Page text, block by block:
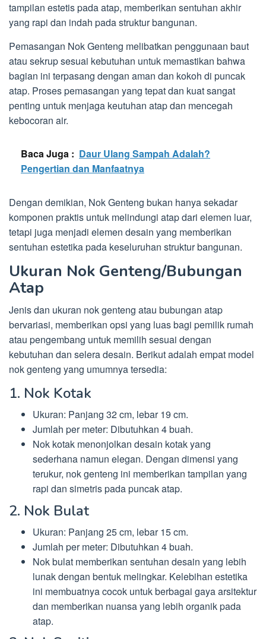
tampilan estetis pada atap, memberikan sentuhan akhir
yang rapi dan indah pada struktur bangunan.
Pemasangan Nok Genteng melibatkan penggunaan baut
atau sekrup sesuai kebutuhan untuk memastikan bahwa
bagian ini terpasang dengan aman dan kokoh di puncak
atap. Proses pemasangan yang tepat dan kuat sangat
penting untuk menjaga keutuhan atap dan mencegah
kebocoran air.
Baca Juga : Daur Ulang Sampah Adalah?
Pengertian dan Manfaatnya
Dengan demikian, Nok Genteng bukan hanya sekadar
komponen praktis untuk melindungi atap dari elemen luar,
tetapi juga menjadi elemen desain yang memberikan
sentuhan estetika pada keseluruhan struktur bangunan.
Ukuran Nok Genteng/Bubungan
Atap
Jenis dan ukuran nok genteng atau bubungan atap
bervariasi, memberikan opsi yang luas bagi pemilik rumah
atau pengembang untuk memilih sesuai dengan
kebutuhan dan selera desain. Berikut adalah empat model
nok genteng yang umumnya tersedia:
1. Nok Kotak
Ukuran: Panjang 32 cm, lebar 19 cm.
Jumlah per meter: Dibutuhkan 4 buah.
Nok kotak menonjolkan desain kotak yang
sederhana namun elegan. Dengan dimensi yang
terukur, nok genteng ini memberikan tampilan yang
rapi dan simetris pada puncak atap.
2. Nok Bulat
Ukuran: Panjang 25 cm, lebar 15 cm.
Jumlah per meter: Dibutuhkan 4 buah.
Nok bulat memberikan sentuhan desain yang lebih
lunak dengan bentuk melingkar. Kelebihan estetika
ini membuatnya cocok untuk berbagai gaya arsitektur
dan memberikan nuansa yang lebih organik pada
atap.